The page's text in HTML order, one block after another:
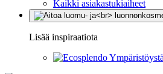
Kaikki asiakastukiaiheet
Lisää inspiraatiota